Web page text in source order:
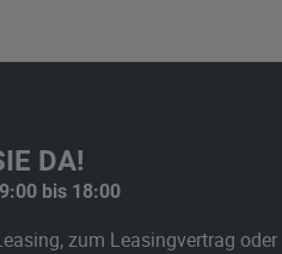
DA!
bis 18:00
zum Leasingvertrag